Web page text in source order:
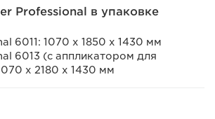
Professional в упаковке
6011: 1070 x 1850 x 1430 мм
6013 (с аппликатором для
x 2180 x 1430 мм